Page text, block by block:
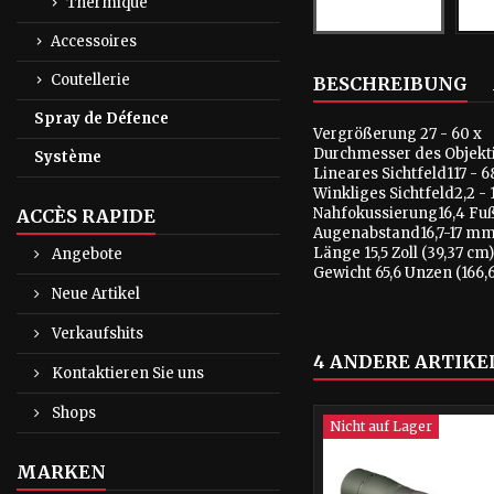
Accessoires
Coutellerie
Spray de Défence
Système
ACCÈS RAPIDE
Angebote
Neue Artikel
Verkaufshits
Kontaktieren Sie uns
Shops
MARKEN
BESCHREIBUNG
Vergrößerung 27 - 60 x
Durchmesser des
Lineares Sichtfeld117 -
Winkliges Sichtfeld2,2 -
Nahfokussierung16,4
Augenabstand16,7-17
Länge 15,5 Zoll (39,37
Gewicht 65,6 Unzen
4 ANDERE
Nicht auf Lager